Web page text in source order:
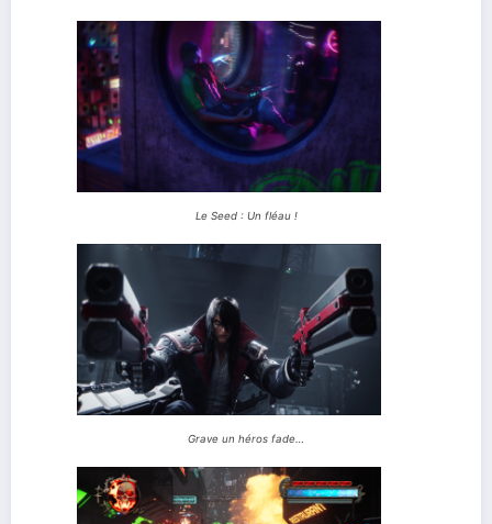
Le Seed : Un fléau !
Grave un héros fade…